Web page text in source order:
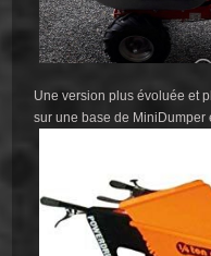
Une version plus évoluée et
sur une base de MiniDumper